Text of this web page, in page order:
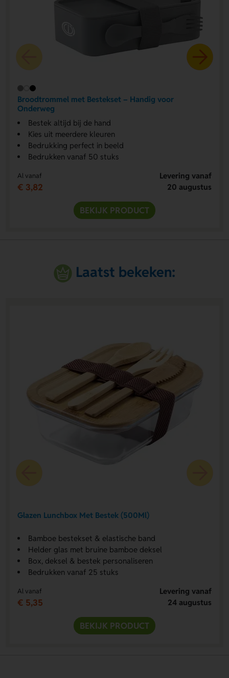
Broodtrommel met Bestekset – Handig voor
Onderweg
Bestek altijd bij de hand
Kies uit meerdere kleuren
Bedrukking perfect in beeld
Bedrukken vanaf 50 stuks
Al vanaf
€ 3,82
Levering vanaf
20 augustus
BEKIJK PRODUCT
Laatst bekeken:
Glazen Lunchbox Met Bestek (500Ml)
Bamboe bestekset & elastische band
Helder glas met bruine bamboe deksel
Box, deksel & bestek personaliseren
Bedrukken vanaf 25 stuks
Al vanaf
€ 5,35
Levering vanaf
24 augustus
BEKIJK PRODUCT